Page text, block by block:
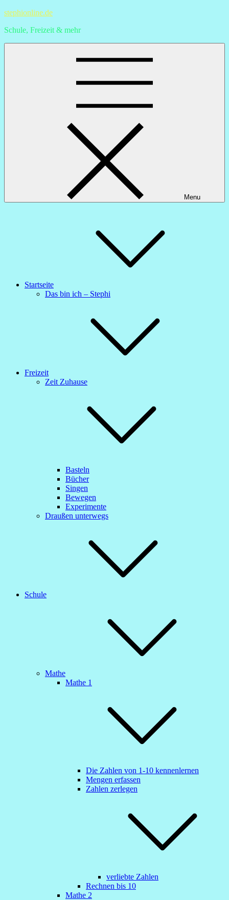
Skip
content
stephionline.de
Schule, Freizeit & mehr
Menu
Startseite
Das bin ich – Stephi
Freizeit
Zeit Zuhause
Basteln
Bücher
Singen
Bewegen
Experimente
Draußen unterwegs
Schule
Mathe
Mathe 1
Die Zahlen von 1-10 kennenlernen
Mengen erfassen
Zahlen zerlegen
verliebte Zahlen
Rechnen bis 10
Mathe 2